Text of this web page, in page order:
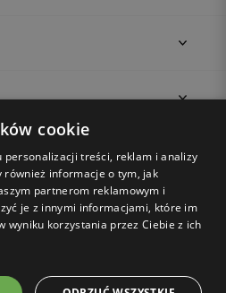
Ustawienia plików cookies
cookie
personalizacji treści, reklam i analizy
również informacje o tym, jak
partnerom reklamowym i
je z innymi informacjami, które im
wyniku korzystania przez Ciebie z ich